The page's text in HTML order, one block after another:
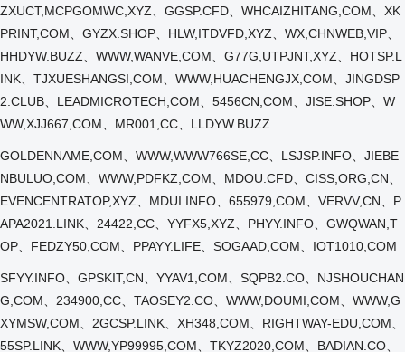
ZXUCT,MCPGOMWC,XYZ、GGSP.CFD、WHCAIZHITANG,COM、XK
PRINT,COM、GYZX.SHOP、HLW,ITDVFD,XYZ、WX,CHNWEB,VIP、
HHDYW.BUZZ、WWW,WANVE,COM、G77G,UTPJNT,XYZ、HOTSP.L
INK、TJXUESHANGSI,COM、WWW,HUACHENGJX,COM、JINGDSP
2.CLUB、LEADMICROTECH,COM、5456CN,COM、JISE.SHOP、W
WW,XJJ667,COM、MR001,CC、LLDYW.BUZZ
GOLDENNAME,COM、WWW,WWW766SE,CC、LSJSP.INFO、JIEBE
NBULUO,COM、WWW,PDFKZ,COM、MDOU.CFD、CISS,ORG,CN、
EVENCENTRATOP,XYZ、MDUI.INFO、655979,COM、VERVV,CN、P
APA2021.LINK、24422,CC、YYFX5,XYZ、PHYY.INFO、GWQWAN,T
OP、FEDZY50,COM、PPAYY.LIFE、SOGAAD,COM、IOT1010,COM
SFYY.INFO、GPSKIT,CN、YYAV1,COM、SQPB2.CO、NJSHOUCHAN
G,COM、234900,CC、TAOSEY2.CO、WWW,DOUMI,COM、WWW,G
XYMSW,COM、2GCSP.LINK、XH348,COM、RIGHTWAY-EDU,COM、
55SP.LINK、WWW,YP99995,COM、TKYZ2020,COM、BADIAN.CO、